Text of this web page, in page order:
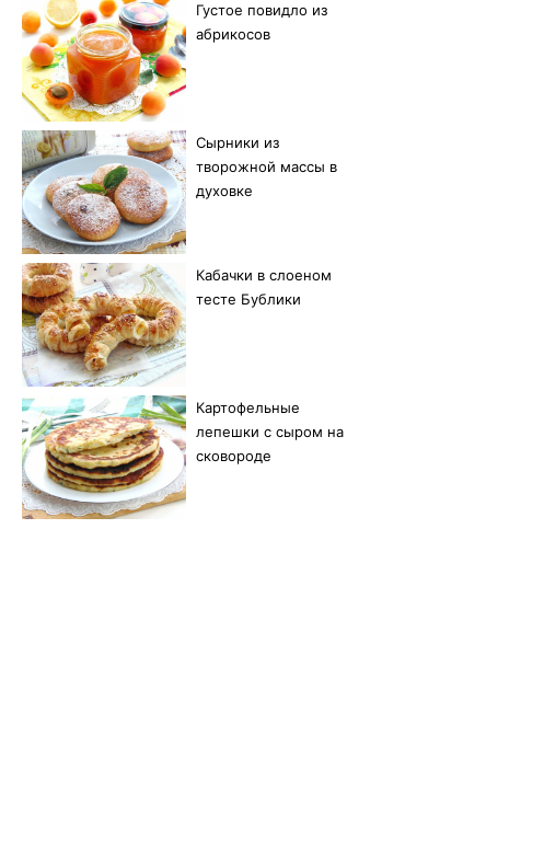
Густое повидло из
абрикосов
Сырники из
творожной массы в
духовке
Кабачки в слоеном
тесте Бублики
Картофельные
лепешки с сыром на
сковороде